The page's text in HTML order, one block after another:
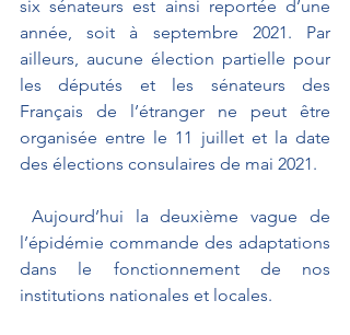
six sénateurs est ainsi reportée d’une
année, soit à septembre 2021. Par
ailleurs, aucune élection partielle pour
les députés et les sénateurs des
Français de l’étranger ne peut être
organisée entre le 11 juillet et la date
des élections consulaires de mai 2021.
l’épidémie commande des adaptations
dans le fonctionnement de nos
institutions nationales et locales.